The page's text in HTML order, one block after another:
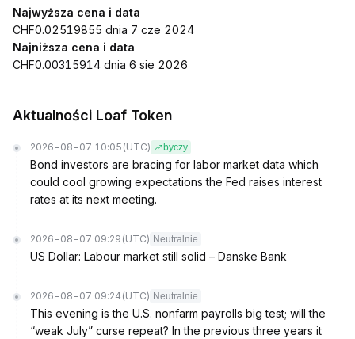
Najwyższa cena i data
CHF0.02519855 dnia 7 cze 2024
Najniższa cena i data
CHF0.00315914 dnia 6 sie 2026
Aktualności Loaf Token
2026-08-07 10:05 (UTC) byczy
Bond investors are bracing for labor market data which
could cool growing expectations the Fed raises interest
rates at its next meeting.
2026-08-07 09:29 (UTC) Neutralnie
US Dollar: Labour market still solid – Danske Bank
2026-08-07 09:24 (UTC) Neutralnie
This evening is the U.S. nonfarm payrolls big test; will the
“weak July” curse repeat? In the previous three years it